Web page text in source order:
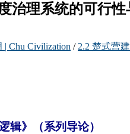
治理系统的可行性
| Chu Civilization / 2.2 楚式营
》（系列导论）